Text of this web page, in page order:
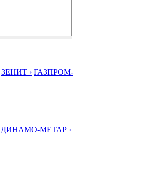
ЗЕНИТ › ГАЗПРОМ-
ДИНАМО-МЕТАР ›